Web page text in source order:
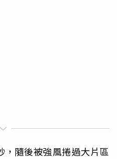
隨後被強風捲過大片區